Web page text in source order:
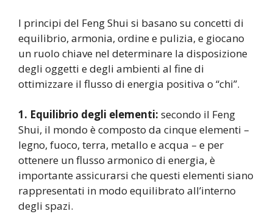
I principi del Feng Shui si basano su concetti di
equilibrio, armonia, ordine e pulizia, e giocano
un ruolo chiave nel determinare la disposizione
degli oggetti e degli ambienti al fine di
ottimizzare il flusso di energia positiva o “chi”.
1. Equilibrio degli elementi: secondo il Feng
Shui, il mondo è composto da cinque elementi –
legno, fuoco, terra, metallo e acqua – e per
ottenere un flusso armonico di energia, è
importante assicurarsi che questi elementi siano
rappresentati in modo equilibrato all’interno
degli spazi.